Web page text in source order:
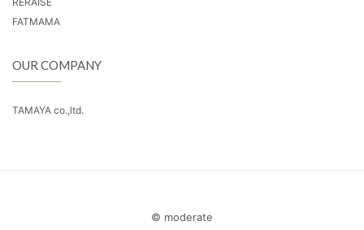
FATMAMA
OUR COMPANY
TAMAYA co.,ltd.
© moderate